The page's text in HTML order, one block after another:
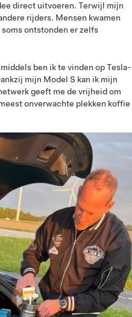
direct uitvoeren. Terwijl mijn
rijders. Mensen kwamen
ontstonden er zelfs
ben ik te vinden op Tesla-
mijn Model S kan ik mijn
geeft me de vrijheid om
onverwachte plekken koffie